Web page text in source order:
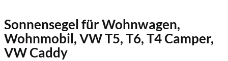
Sonnensegel für Wohnwagen,
Wohnmobil, VW T5, T6, T4 Camper,
VW Caddy